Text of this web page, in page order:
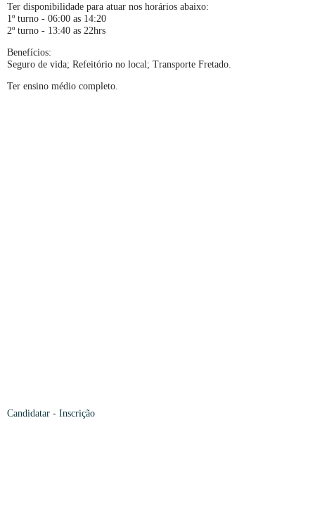
Ter disponibilidade para atuar nos horários abaixo:
1º turno - 06:00 as 14:20
2º turno - 13:40 as 22hrs
Benefícios:
Seguro de vida; Refeitório no local; Transporte Fretado.
Ter ensino médio completo.
Candidatar - Inscrição